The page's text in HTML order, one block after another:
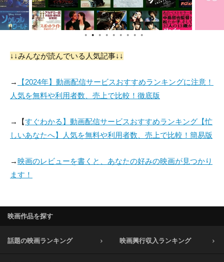
● ● ● ● ● ● ● ● ●
↓↓みんなが読んでいる人気記事↓↓
→
【2024年】動画配信サービスおすすめランキングに注意！
人気を無料や利用者数、売上で比較！徹底版
→【すぐわかる】動画配信サービスおすすめランキング【忙
しいあなたへ】人気を無料や利用者数、売上で比較！簡易版
→映画のレビューを書くと、あなたの好みの映画が見つかり
ます！
映画作品を探す
話題の映画ランキング 映画興行収入ランキング